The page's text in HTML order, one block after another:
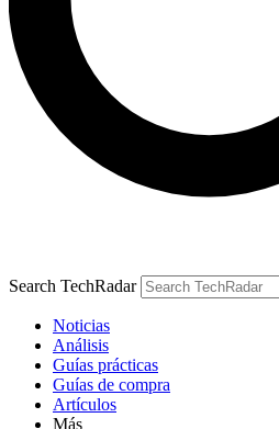
Search TechRadar
Noticias
Análisis
Guías prácticas
Guías de compra
Artículos
Más